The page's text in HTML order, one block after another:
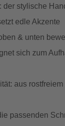
der stylische
edle Akzente
& unten
sich zum
aus
passenden